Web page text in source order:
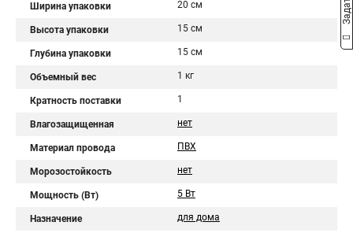
Ширина упаковки 20 см
Высота упаковки 15 см
Глубина упаковки 15 см
Объемный вес 1 кг
Кратность поставки 1
Влагозащищенная нет
Материал провода ПВХ
Морозостойкость нет
Мощность (Вт) 5 Вт
Назначение для дома